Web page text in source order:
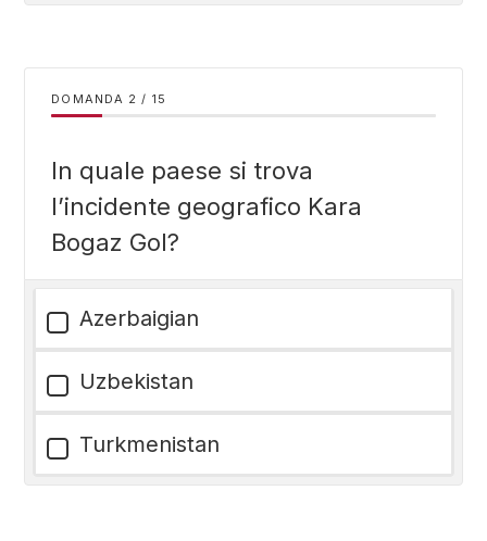
DOMANDA / 15
In quale paese si trova
l’incidente geografico Kara
Bogaz Gol?
Azerbaigian
Uzbekistan
Turkmenistan